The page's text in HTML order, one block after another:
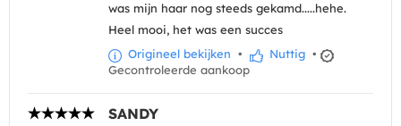
was mijn haar nog steeds gekamd.....hehe.
Heel mooi, het was een succes
Origineel bekijken • Nuttig •
Gecontroleerde aankoop
SANDY